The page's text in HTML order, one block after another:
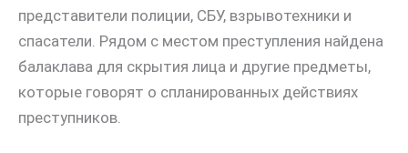
представители полиции, СБУ, взрывотехники и
спасатели. Рядом с местом преступления найдена
балаклава для скрытия лица и другие предметы,
которые говорят о спланированных действиях
преступников.